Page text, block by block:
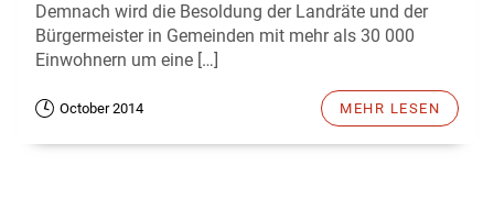
Demnach wird die Besoldung der Landräte und der
Bürgermeister in Gemeinden mit mehr als 30 000
Einwohnern um eine […]
October 2014 MEHR LESEN